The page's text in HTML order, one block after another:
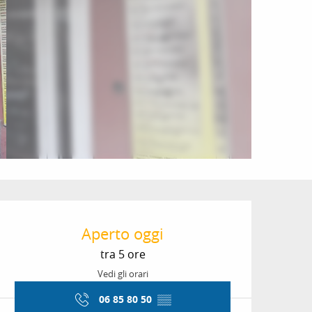
Orari e contatti
Aperto oggi
tra 5 ore
Vedi gli orari
06 85 80 50 ▒▒